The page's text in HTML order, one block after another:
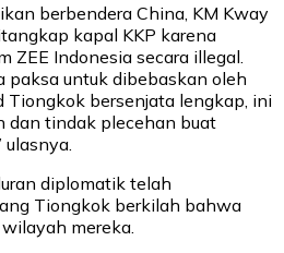
berbendera China, KM Kway
kapal KKP karena
ZEE Indonesia secara illegal.
paksa untuk dibebaskan oleh
Tiongkok bersenjata lengkap, ini
dan tindak plecehan buat
diplomatik telah
Tiongkok berkilah bahwa
mereka.